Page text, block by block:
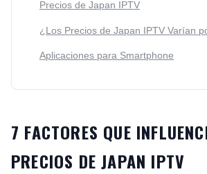
Precios de Japan IPTV
¿Los Precios de Japan IPTV Varían
Aplicaciones para Smartphone
7 FACTORES QUE
PRECIOS DE JAPAN IPTV